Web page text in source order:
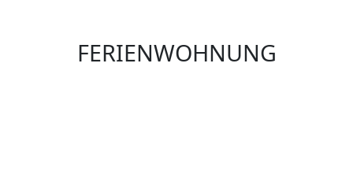
FERIENWOHNUNG